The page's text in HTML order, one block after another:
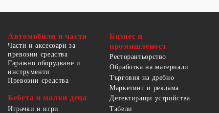
Автомобили и части
Части и аксесоари за
превозни средства
Гаражно оборудване и
инструменти
Превозни средства
Бебета и малки деца
Играчки и игри
Бизнес и
промишленост
Ресторантьорство
Обработка на материали
Търговия на дребно
Маркетинг и реклама
Детектиращи устройства
Табели